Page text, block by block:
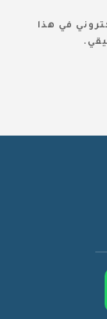
في هذا